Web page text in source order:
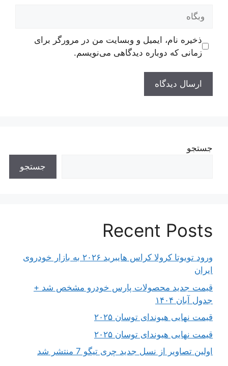
وبگاه
ذخیره نام، ایمیل و وبسایت من در مرورگر برای
زمانی که دوباره دیدگاهی می‌نویسم.
جستجو
جستجو
Recent Posts
ورود تویوتا کرولا کراس هایبرید ۲۰۲۶ به بازار خودروی
ایران
قیمت جدید محصولات پارس خودرو مشخص شد +
جدول آبان ۱۴۰۴
قیمت نهایی هیوندای توسان ۲۰۲۵
قیمت نهایی هیوندای توسان ۲۰۲۵
اولین تصاویر از نسل جدید چری تیگو 7 منتشر شد